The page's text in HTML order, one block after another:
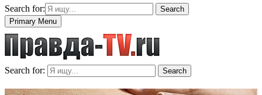
Search for:
Search
Primary Menu
Search for: Search